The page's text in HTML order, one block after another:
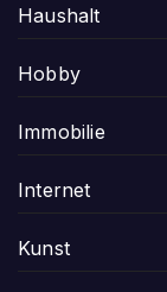
Haushalt
Hobby
Immobilie
Internet
Kunst